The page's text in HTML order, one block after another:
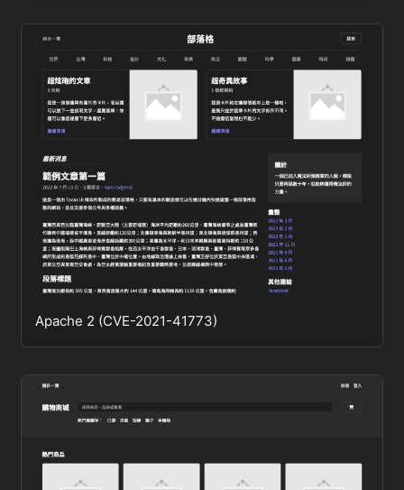
Apache 2 (CVE-2021-41773)